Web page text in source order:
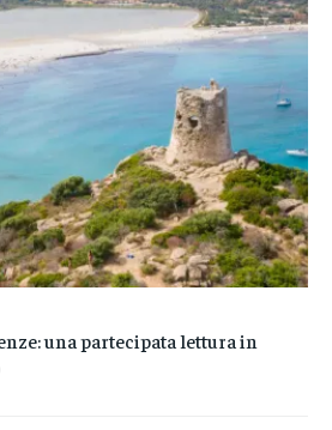
una partecipata lettura in